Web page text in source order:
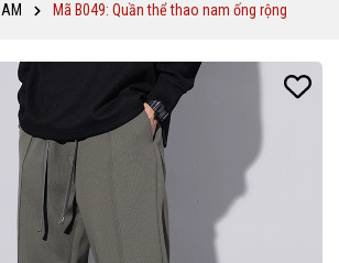
Mã B049: Quần thể thao nam ống rộng